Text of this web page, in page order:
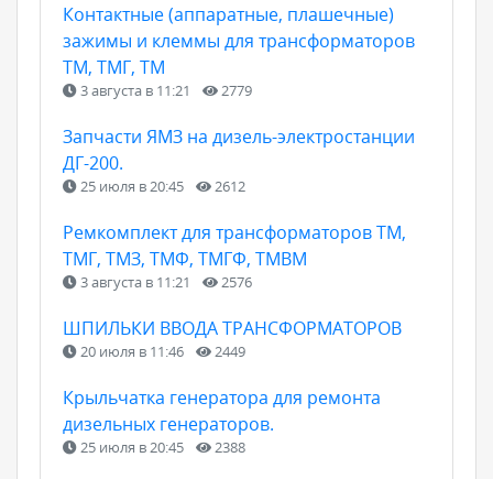
Контактные (аппаратные, плашечные)
зажимы и клеммы для трансформаторов
ТМ, ТМГ, ТМ
3 августа в 11:21 2779
Запчасти ЯМЗ на дизель-электростанции
ДГ-200.
25 июля в 20:45 2612
Ремкомплект для трансформаторов ТМ,
ТМГ, ТМЗ, ТМФ, ТМГФ, ТМВМ
3 августа в 11:21 2576
ШПИЛЬКИ ВВОДА ТРАНСФОРМАТОРОВ
20 июля в 11:46 2449
Крыльчатка генератора для ремонта
дизельных генераторов.
25 июля в 20:45 2388